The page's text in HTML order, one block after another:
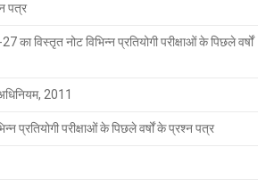
पत्र
विस्तृत नोट विभिन्न प्रतियोगी परीक्षाओं के पिछले वर्षों
2011
प्रतियोगी परीक्षाओं के पिछले वर्षों के प्रश्न पत्र